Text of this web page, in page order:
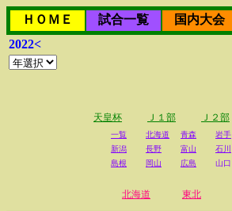
ＨＯＭＥ 試合一覧 国内大会
2022<
天皇杯 Ｊ１部 Ｊ２部
一覧 北海道 青森 岩手
新潟
長野 富山 石川
島根
岡山 広島 山口
北海道 東北